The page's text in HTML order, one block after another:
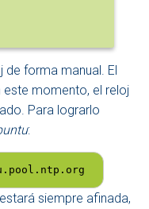
de forma manual. El
este momento, el reloj
Para lograrlo
:
siempre afinada,